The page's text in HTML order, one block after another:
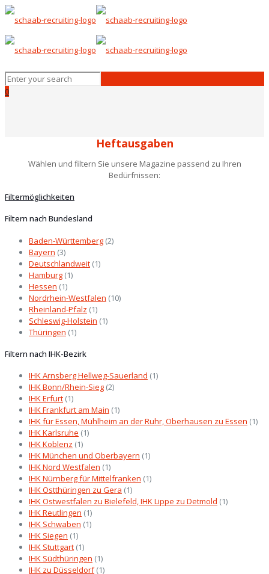
0
Heftausgaben
Wählen und filtern Sie unsere Magazine passend zu Ihren
Bedürfnissen:
Filtermöglichkeiten
Filtern nach Bundesland
Baden-Württemberg (2)
Bayern (3)
Deutschlandweit (1)
Hamburg (1)
Hessen (1)
Nordrhein-Westfalen (10)
Rheinland-Pfalz (1)
Schleswig-Holstein (1)
Thüringen (1)
Filtern nach IHK-Bezirk
IHK Arnsberg Hellweg-Sauerland (1)
IHK Bonn/Rhein-Sieg (2)
IHK Erfurt (1)
IHK Frankfurt am Main (1)
IHK für Essen, Mühlheim an der Ruhr, Oberhausen zu Essen (1)
IHK Karlsruhe (1)
IHK Koblenz (1)
IHK München und Oberbayern (1)
IHK Nord Westfalen (1)
IHK Nürnberg für Mittelfranken (1)
IHK Ostthüringen zu Gera (1)
IHK Ostwestfalen zu Bielefeld, IHK Lippe zu Detmold (1)
IHK Reutlingen (1)
IHK Schwaben (1)
IHK Siegen (1)
IHK Stuttgart (1)
IHK Südthüringen (1)
IHK zu Düsseldorf (1)